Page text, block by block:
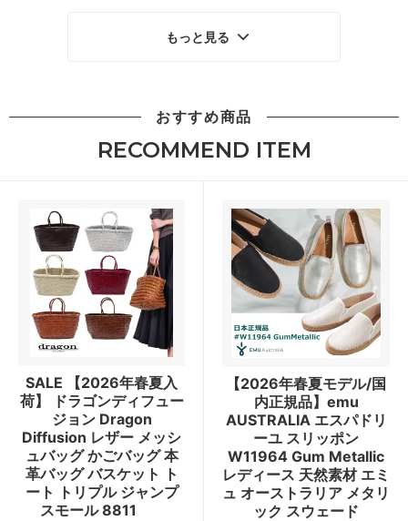
もっと見る
おすすめ商品
RECOMMEND ITEM
SALE 【2026年春夏入
荷】 ドラゴンディフュー
ジョン Dragon
Diffusion レザー メッシ
ュバッグ かごバッグ 本
革バッグ バスケット ト
ート トリプル ジャンプ
スモール 8811
【2026年春夏モデル/国
内正規品】emu
AUSTRALIA エスパドリ
ーユ スリッポン
W11964 Gum Metallic
レディース 天然素材 エミ
ュ オーストラリア メタリ
ック スウェード